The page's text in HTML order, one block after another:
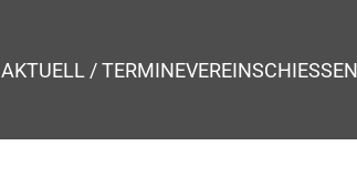
AKTUELL / TERMINEVEREINSCHIESSEN